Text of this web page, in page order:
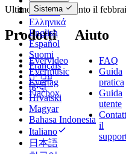
Deutsch
Ελληνικά
English
Español
Suomi
Français
עברית
हिन्दी
Hrvatski
Magyar
Bahasa Indonesia
Italiano
日本語
Sistema
Ultimo aggiornamento il
Prodotti
Evervideo
Evermusic
Evertag
Flacbox
Aiuto
FAQ
Guida
pratica
Guida
utente
il